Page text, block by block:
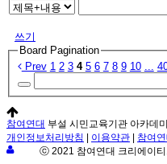
쓰기
Board Pagination
Prev 1 2 3 4 5 6 7 8 9 10
참여연대 부설 시민교육기관 아카데
개인정보처리방침
이용약관 참여
ⓒ 2021 참여연대 크리에이